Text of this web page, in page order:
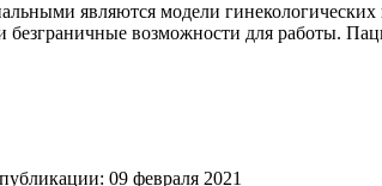
являются модели гинекологических
безграничные возможности для работы.
09 февраля 2021